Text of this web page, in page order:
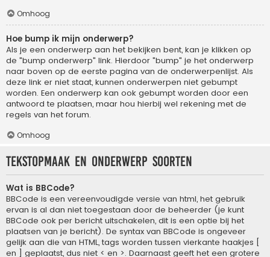
Omhoog
Hoe bump ik mijn onderwerp?
Als je een onderwerp aan het bekijken bent, kan je klikken op
de "bump onderwerp" link. Hierdoor "bump" je het onderwerp
naar boven op de eerste pagina van de onderwerpenlijst. Als
deze link er niet staat, kunnen onderwerpen niet gebumpt
worden. Een onderwerp kan ook gebumpt worden door een
antwoord te plaatsen, maar hou hierbij wel rekening met de
regels van het forum.
Omhoog
Tekstopmaak en onderwerp soorten
Wat is BBCode?
BBCode is een vereenvoudigde versie van html, het gebruik
ervan is al dan niet toegestaan door de beheerder (je kunt
BBCode ook per bericht uitschakelen, dit is een optie bij het
plaatsen van je bericht). De syntax van BBCode is ongeveer
gelijk aan die van HTML, tags worden tussen vierkante haakjes [
en ] geplaatst, dus niet < en >. Daarnaast geeft het een grotere